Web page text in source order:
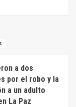
a dos
por el robo y la
a un adulto
La Paz